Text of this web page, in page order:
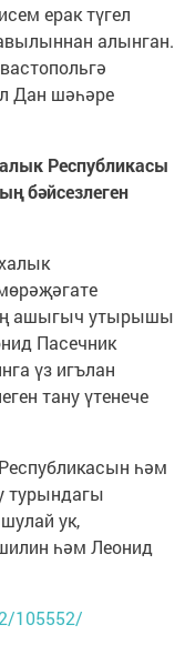
ерак түгел
алынган.
Дан шәһәре
Республикасы
бәйсезлеген
ашыгыч утырышы
Пасечник
үз игълан
тану үтенече
һәм
турындагы
ук,
һәм Леонид
105552/